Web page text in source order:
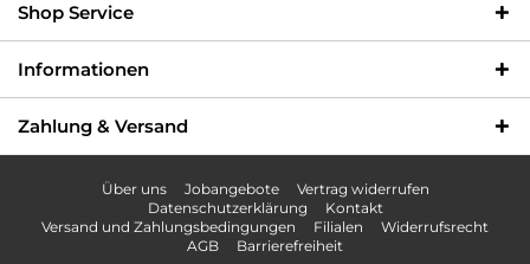
Shop Service
Informationen
Zahlung & Versand
Über uns Jobangebote
Vertrag widerrufen
Datenschutzerklärung
Kontakt
Versand und Zahlungsbedingungen
Filialen
Widerrufsrecht
AGB
Barrierefreiheit